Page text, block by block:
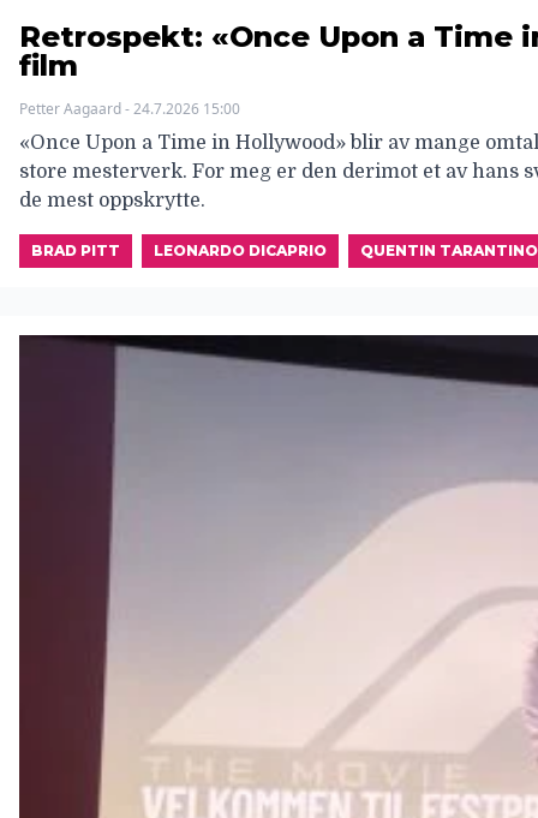
Retrospekt: «Once Upon a Time
film
Petter Aagaard - 24.7.2026 15:00
«Once Upon a Time in Hollywood» blir av mange
store mesterverk. For meg er den derimot et av hans
de mest oppskrytte.
BRAD PITT LEONARDO DICAPRIO QUENTIN TARANTINO